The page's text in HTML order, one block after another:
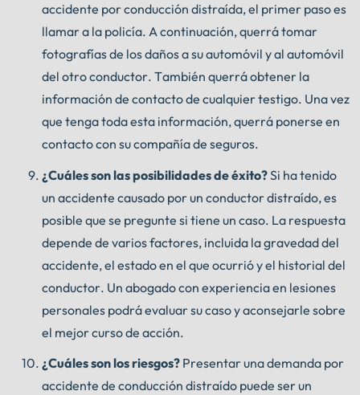
accidente por conducción distraída, el primer paso es
llamar a la policía. A continuación, querrá tomar
fotografías de los daños a su automóvil y al automóvil
del otro conductor. También querrá obtener la
información de contacto de cualquier testigo. Una vez
que tenga toda esta información, querrá ponerse en
contacto con su compañía de seguros.
¿Cuáles son las posibilidades de éxito?Si ha tenido
un accidente causado por un conductor distraído, es
posible que se pregunte si tiene un caso. La respuesta
depende de varios factores, incluida la gravedad del
accidente, el estado en el que ocurrió y el historial del
conductor. Un abogado con experiencia en lesiones
personales podrá evaluar su caso y aconsejarle sobre
el mejor curso de acción.
¿Cuáles son los riesgos? Presentar una demanda por
accidente de conducción distraído puede ser un